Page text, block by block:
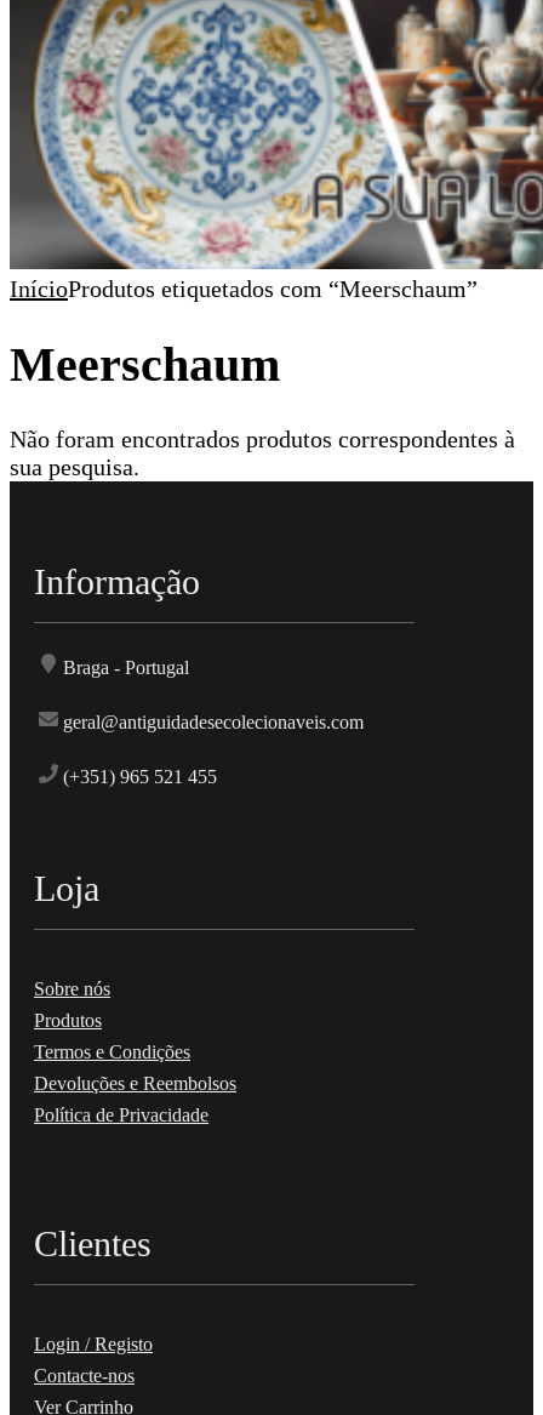
InícioProdutos etiquetados com “Meerschaum”
Meerschaum
Não foram encontrados produtos correspondentes à
sua pesquisa.
Informação
Braga - Portugal
geral@antiguidadesecolecionaveis.com
(+351) 965 521 455
Loja
Sobre nós
Produtos
Termos e Condições
Devoluções e Reembolsos
Política de Privacidade
Clientes
Login / Registo
Contacte-nos
Ver Carrinho